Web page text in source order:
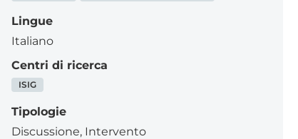
Lingue
Italiano
Centri di ricerca
ISIG
Tipologie
Discussione, Intervento